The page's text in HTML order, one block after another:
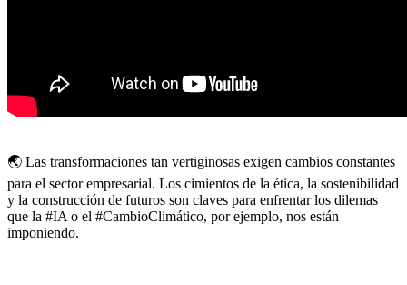
🌏 Las transformaciones tan vertiginosas exigen cambios constantes
para el sector empresarial. Los cimientos de la ética, la sostenibilidad
y la construcción de futuros son claves para enfrentar los dilemas
que la #IA o el #CambioClimático, por ejemplo, nos están
imponiendo.